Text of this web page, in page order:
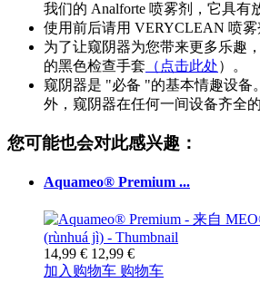
我们的 Analforte 喷雾剂，它具有
使用前后请用 VERYCLEAN 喷雾
为了让窥阴器为您带来更多乐趣
的黑色检查手套 （点击此处）。
窥阴器是 "必备 "的基本情趣设备
外，窥阴器在任何一间设备齐全
您可能也会对此感兴趣：
Aquameo® Premium ...
14,99 € 12,99 €
加入购物车 购物车